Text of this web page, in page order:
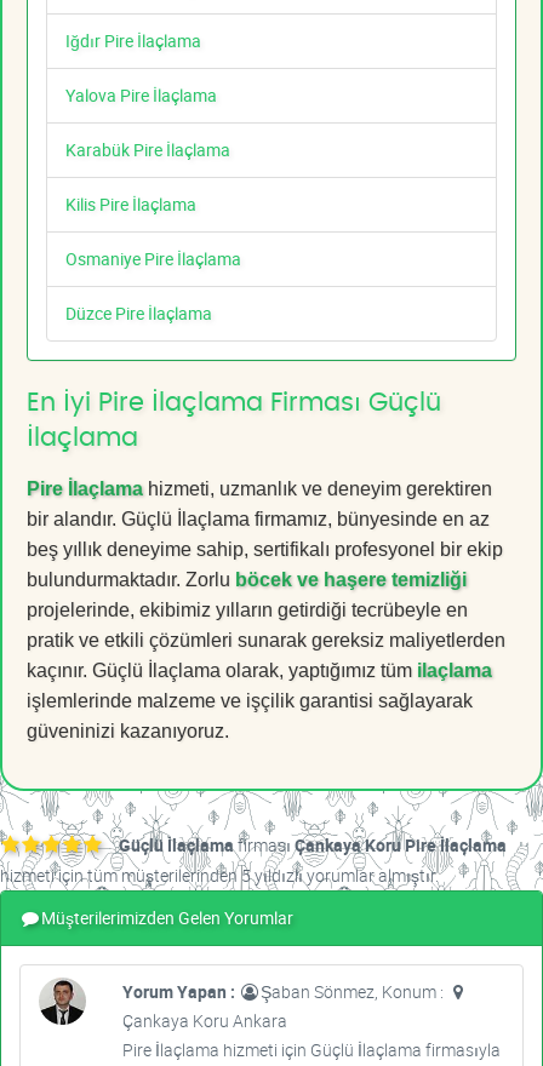
Iğdır Pire İlaçlama
Yalova Pire İlaçlama
Karabük Pire İlaçlama
Kilis Pire İlaçlama
Osmaniye Pire İlaçlama
Düzce Pire İlaçlama
En İyi Pire İlaçlama Firması Güçlü
İlaçlama
Pire İlaçlamahizmeti, uzmanlık ve deneyim gerektiren
bir alandır. Güçlü İlaçlama firmamız, bünyesinde en az
beş yıllık deneyime sahip, sertifikalı profesyonel bir ekip
bulundurmaktadır. Zorlu böcek ve haşere temizliği
projelerinde, ekibimiz yılların getirdiği tecrübeyle en
pratik ve etkili çözümleri sunarak gereksiz maliyetlerden
kaçınır. Güçlü İlaçlama olarak, yaptığımız tüm ilaçlama
işlemlerinde malzeme ve işçilik garantisi sağlayarak
güveninizi kazanıyoruz.
Güçlü İlaçlamafirması Çankaya Koru Pire İlaçlama
hizmeti için tüm müşterilerinden 5 yıldızlı yorumlar almıştır.
Müşterilerimizden Gelen Yorumlar
Yorum Yapan :
Şaban Sönmez, Konum :
Çankaya Koru Ankara
Pire İlaçlama hizmeti için Güçlü İlaçlama firmasıyla